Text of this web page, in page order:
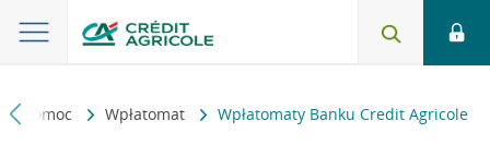
i pomoc Wpłatomat Wpłatomaty Banku Credit Agricole